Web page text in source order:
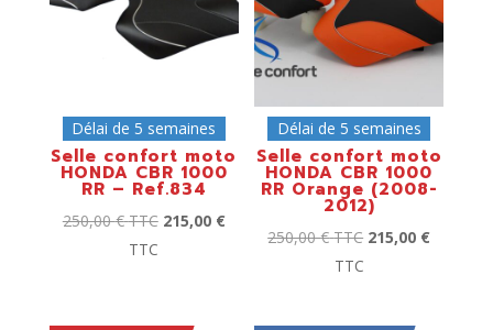
Délai de 5 semaines
Selle confort moto
HONDA CBR 1000
RR – Ref.834
250,00€ TTC 215,00 €
TTC
Délai de 5 semaines
Selle confort moto
HONDA CBR 1000
RR Orange (2008-
2012)
250,00€ TTC 215,00 €
TTC